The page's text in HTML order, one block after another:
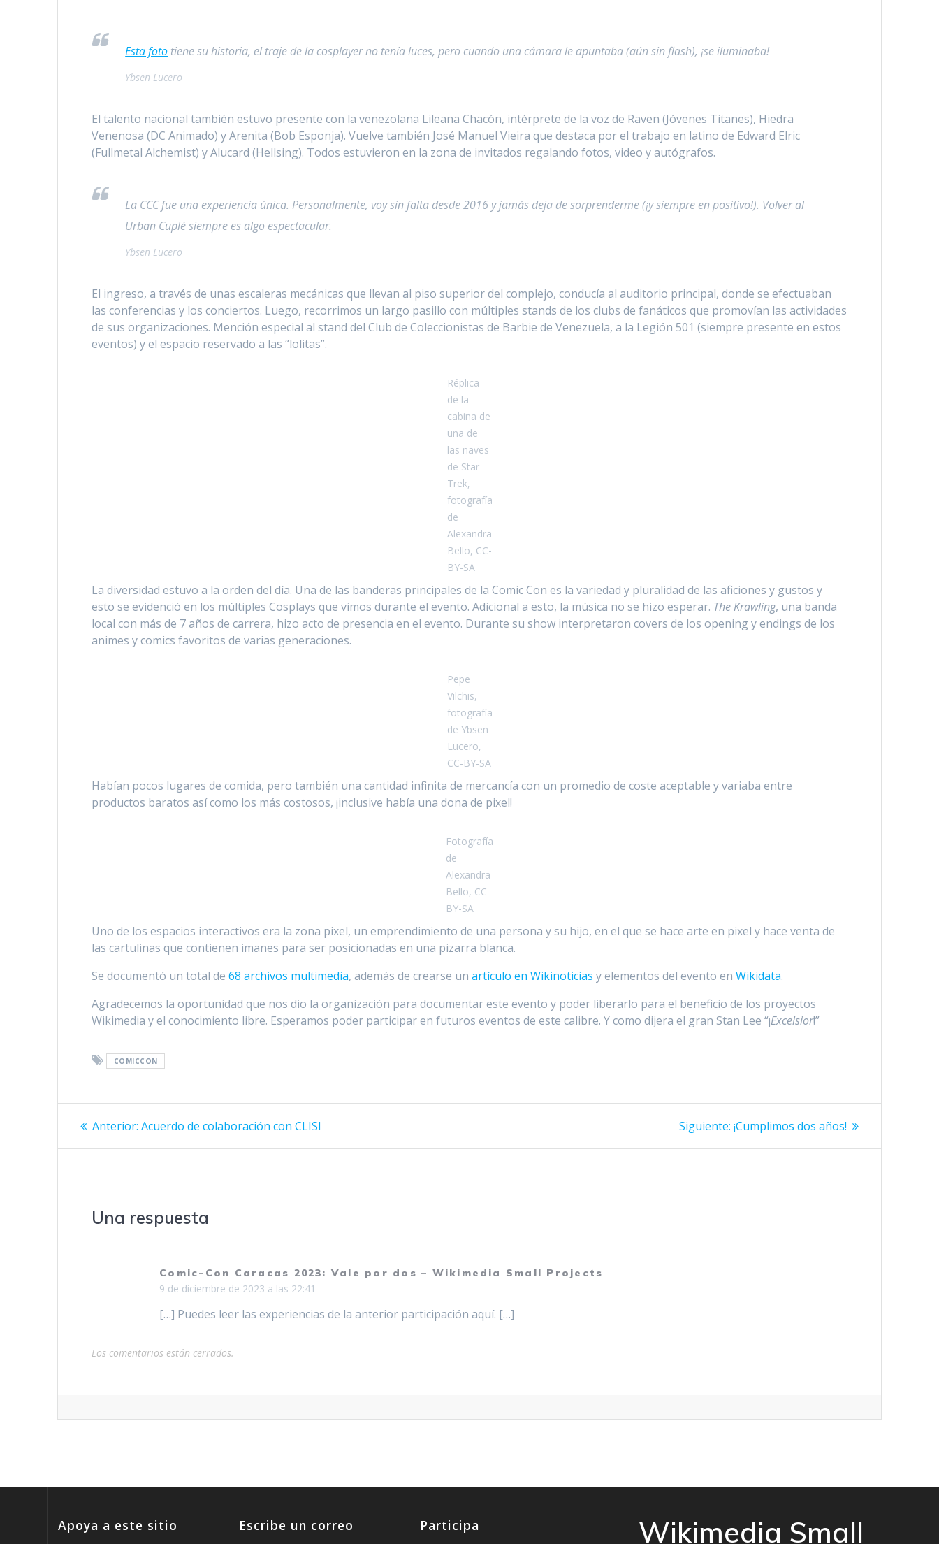
Esta foto tiene su historia, el traje de la cosplayer no tenía luces, pero cuando una cámara le apuntaba (aún sin flash), ¡se iluminaba!
Ybsen Lucero
El talento nacional también estuvo presente con la venezolana Lileana Chacón, intérprete de la voz de Raven (Jóvenes Titanes), Hiedra
Venenosa (DC Animado) y Arenita (Bob Esponja). Vuelve también José Manuel Vieira que destaca por el trabajo en latino de Edward Elric
(Fullmetal Alchemist) y Alucard (Hellsing). Todos estuvieron en la zona de invitados regalando fotos, video y autógrafos.
La CCC fue una experiencia única. Personalmente, voy sin falta desde 2016 y jamás deja de sorprenderme (¡y siempre en positivo!). Volver al
Urban Cuplé siempre es algo espectacular.
Ybsen Lucero
El ingreso, a través de unas escaleras mecánicas que llevan al piso superior del complejo, conducía al auditorio principal, donde se efectuaban
las conferencias y los conciertos. Luego, recorrimos un largo pasillo con múltiples stands de los clubs de fanáticos que promovían las actividades
de sus organizaciones. Mención especial al stand del Club de Coleccionistas de Barbie de Venezuela, a la Legión 501 (siempre presente en estos
eventos) y el espacio reservado a las “lolitas”.
Réplica
de la
cabina de
una de
las naves
de Star
Trek,
fotografía
de
Alexandra
Bello, CC-
BY-SA
La diversidad estuvo a la orden del día. Una de las banderas principales de la Comic Con es la variedad y pluralidad de las aficiones y gustos y
esto se evidenció en los múltiples Cosplays que vimos durante el evento. Adicional a esto, la música no se hizo esperar. The Krawling, una banda
local con más de 7 años de carrera, hizo acto de presencia en el evento. Durante su show interpretaron covers de los opening y endings de los
animes y comics favoritos de varias generaciones.
Pepe
Vilchis,
fotografía
de Ybsen
Lucero,
CC-BY-SA
Habían pocos lugares de comida, pero también una cantidad infinita de mercancía con un promedio de coste aceptable y variaba entre
productos baratos así como los más costosos, ¡inclusive había una dona de pixel!
Fotografía
de
Alexandra
Bello, CC-
BY-SA
Uno de los espacios interactivos era la zona pixel, un emprendimiento de una persona y su hijo, en el que se hace arte en pixel y hace venta de
las cartulinas que contienen imanes para ser posicionadas en una pizarra blanca.
Se documentó un total de68 archivos multimedia, además de crearse unartículo en Wikinoticias y elementos del evento enWikidata.
Agradecemos la oportunidad que nos dio la organización para documentar este evento y poder liberarlo para el beneficio de los proyectos
Wikimedia y el conocimiento libre. Esperamos poder participar en futuros eventos de este calibre. Y como dijera el gran Stan Lee “¡Excelsior!”
COMICCON
Navegación
de
Anterior: Entrada
Acuerdo de colaboración con CLISI Siguiente: Siguiente
¡Cumplimos dos años!
Una respuesta
Comic-Con Caracas 2023: Vale por dos – Wikimedia Small Projects
9 de diciembre de 2023 a las 22:41
[…] Puedes leer las experiencias de la anterior participación aquí. […]
Los comentarios están cerrados.
Apoya a este sitio Escribe un correo Participa Wikimedia Small